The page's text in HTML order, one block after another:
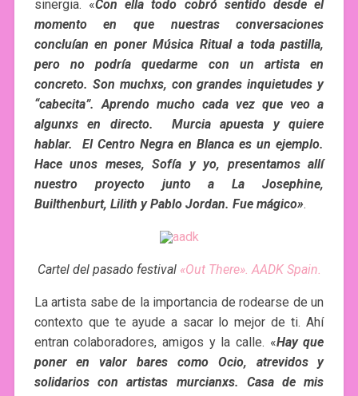
sinergia. «Con ella todo cobró sentido desde el
momento en que nuestras conversaciones
concluían en poner Música Ritual a toda pastilla,
pero nopodría quedarme con un artista en
concreto. Son muchxs, con grandes inquietudes y
“cabecita”. Aprendo mucho cada vez que veo a
algunxs en directo. Murcia apuesta y quiere
hablar. El Centro Negra en Blanca es un ejemplo.
Hace unos meses, Sofía y yo, presentamos allí
nuestro proyecto junto a La Josephine,
Builthenburt, Lilith y Pablo Jordan. Fue mágico».
Cartel del pasado festival «Out There». AADK Spain.
La artista sabe de la importancia de rodearse de un
contexto que te ayude a sacar lo mejor de ti. Ahí
entran colaboradores, amigos y la calle. «Hay que
poner en valor bares como Ocio, atrevidos y
solidarios con artistas murcianxs. Casa de mis